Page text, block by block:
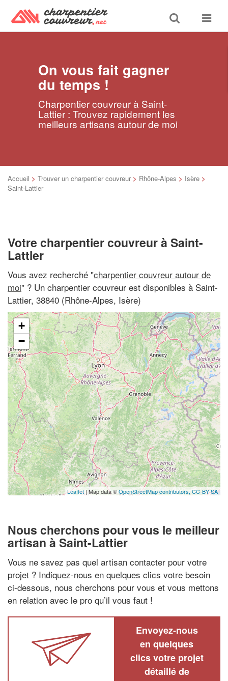
Toggle
search
Toggle
On vous fait gagner
du temps !
Charpentier couvreur à Saint-
Lattier : Trouvez rapidement les
meilleurs artisans autour de moi
Accueil > Trouver un charpentier couvreur > Rhône-Alpes > Isère >
Saint-Lattier
Votre charpentier couvreur à Saint-
Lattier
Vous avez recherché "charpentier couvreur autour de
moi" ? Un charpentier couvreur est disponibles à Saint-
Lattier, 38840 (Rhône-Alpes, Isère)
+
−
Leaflet | Map data ©OpenStreetMap contributors, CC-BY-SA
Nous cherchons pour vous le meilleur
artisan à Saint-Lattier
Vous ne savez pas quel artisan contacter pour votre
projet ? Indiquez-nous en quelques clics votre besoin
ci-dessous, nous cherchons pour vous et vous mettons
en relation avec le pro qu’il vous faut !
Envoyez-nous
en quelques
clics votre projet
détaillé de